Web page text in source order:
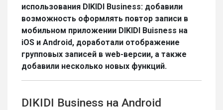
использования DIKIDI Business: добавили
возможность оформлять повтор записи в
мобильном приложении DIKIDI Buisness на
iOS и Android, доработали отображение
групповых записей в web-версии, а также
добавили несколько новых функций.
DIKIDI Business на Android